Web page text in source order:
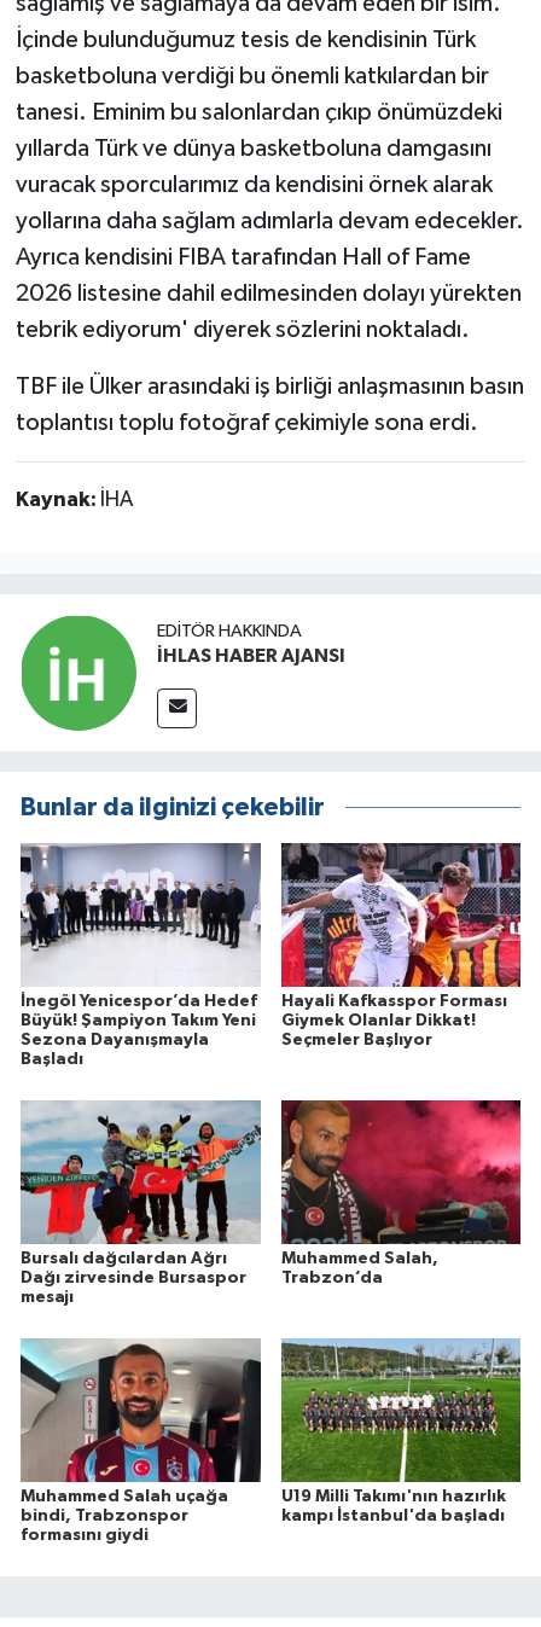
İçinde bulunduğumuz tesis de kendisinin Türk
basketboluna verdiği bu önemli katkılardan bir
tanesi. Eminim bu salonlardan çıkıp önümüzdeki
yıllarda Türk ve dünya basketboluna damgasını
vuracak sporcularımız da kendisini örnek alarak
yollarına daha sağlam adımlarla devam edecekler.
Ayrıca kendisini FIBA tarafından Hall of Fame
2026 listesine dahil edilmesinden dolayı yürekten
tebrik ediyorum' diyerek sözlerini noktaladı.
TBF ile Ülker arasındaki iş birliği anlaşmasının basın
toplantısı toplu fotoğraf çekimiyle sona erdi.
Kaynak: İHA
EDITÖR HAKKINDA
İHLAS HABER AJANSI
Bunlar da ilginizi çekebilir
İnegöl Yenicespor’da Hedef
Büyük! Şampiyon Takım Yeni
Sezona Dayanışmayla
Başladı
Hayali Kafkasspor Forması
Giymek Olanlar Dikkat!
Seçmeler Başlıyor
Bursalı dağcılardan Ağrı
Dağı zirvesinde Bursaspor
mesajı
Muhammed Salah,
Trabzon’da
Muhammed Salah uçağa
bindi, Trabzonspor
formasını giydi
U19 Milli Takımı'nın hazırlık
kampı İstanbul'da başladı